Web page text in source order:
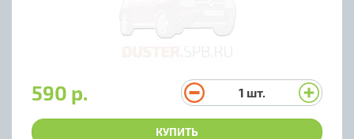
590 р. 1 шт.
КУПИТЬ